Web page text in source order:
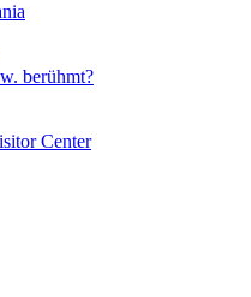
berühmt?
Center